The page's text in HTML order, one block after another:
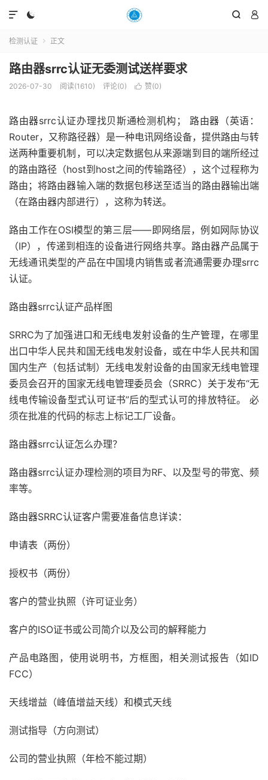
  

检测认证  正文
路由器srrc认证无委测试送样要求
2026-07-30 阅读(1610) 评论(0)  赞(0)
路由器srrc认证办理找贝斯通检测机构； 路由器（英语：
Router，又称路径器）是一种电讯网络设备，提供路由与转
送两种重要机制，可以决定数据包从来源端到目的端所经过
的路由路径（host到host之间的传输路径），这个过程称为
路由；将路由器输入端的数据包移送至适当的路由器输出端
（在路由器内部进行），这称为转送。
路由工作在OSI模型的第三层——即网络层，例如网际协议
（IP），传递到相连的设备进行网络共享。路由器产品属于
无线通讯类型的产品在中国境内销售或者流通需要办理srrc
认证。
路由器srrc认证产品样图
SRRC为了加强进口和无线电发射设备的生产管理，在哪里
出口中华人民共和国无线电发射设备，或在中华人民共和国
国内生产（包括试制）无线电发射设备的由国家无线电管理
委员会召开的国家无线电管理委员会（SRRC）关于发布“无
线电传输设备型式认可证书”后的型式认可的排放特征。 必
须在批准的代码的标志上标记工厂设备。
路由器srrc认证怎么办理？
路由器srrc认证办理检测的项目为RF、以及型号的带宽、频
率等。
路由器SRRC认证客户需要准备信息详读：
申请表（两份）
授权书（两份）
客户的营业执照（许可证业务）
客户的ISO证书或公司简介以及公司的解释能力
产品电路图，使用说明书，方框图，相关测试报告（如ID
FCC）
天线增益（峰值增益天线）和模式天线
测试指导（方向测试）
公司的营业执照（年检不能过期）